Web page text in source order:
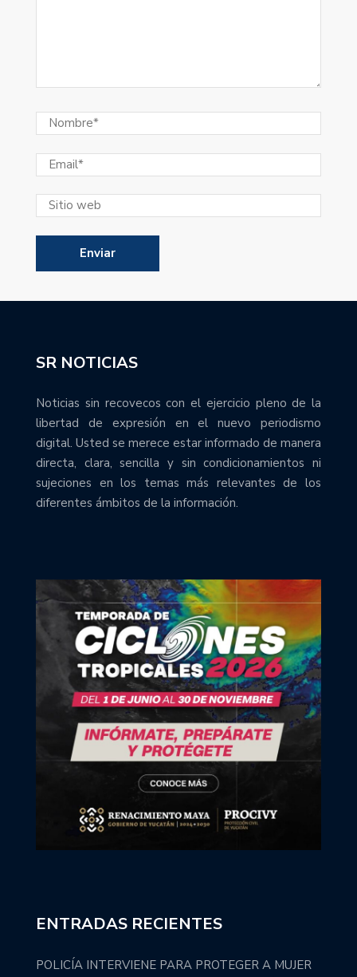
SR NOTICIAS
Noticias sin recovecos con el ejercicio pleno de la
libertad de expresión en el nuevo periodismo
digital. Usted se merece estar informado de manera
directa, clara, sencilla y sin condicionamientos ni
sujeciones en los temas más relevantes de los
diferentes ámbitos de la información.
ENTRADAS RECIENTES
POLICÍA INTERVIENE PARA PROTEGER A MUJER